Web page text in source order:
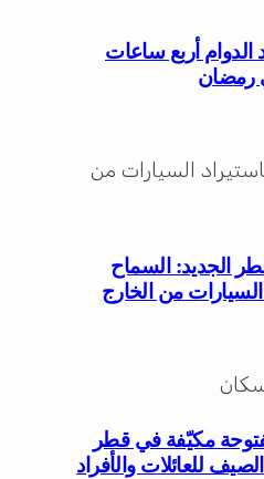
الدوام أربع ساعات
رمضان
الجديد: السماح
السيارات من الخارج
مفتوحة مكيّفة في قطر
للعائلات والأفراد